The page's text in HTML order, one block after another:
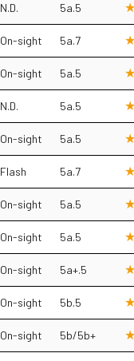
N.D. 5a.5
On-sight 5a.7
On-sight 5a.5
N.D. 5a.5
On-sight 5a.5
Flash 5a.7
On-sight 5a.5
On-sight 5a.5
On-sight 5a+.5
On-sight 5b.5
On-sight 5b/5b+